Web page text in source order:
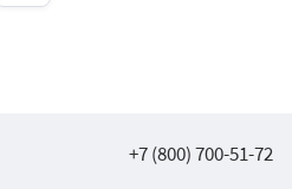
+7 (800) 700-51-72